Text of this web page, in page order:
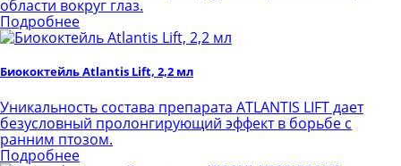
области вокруг глаз.
Подробнее
Биококтейль Atlantis Lift, 2,2 мл
Уникальность состава препарата ATLANTIS LIFT дает
безусловный пролонгирующий эффект в борьбе с
ранним птозом.
Подробнее